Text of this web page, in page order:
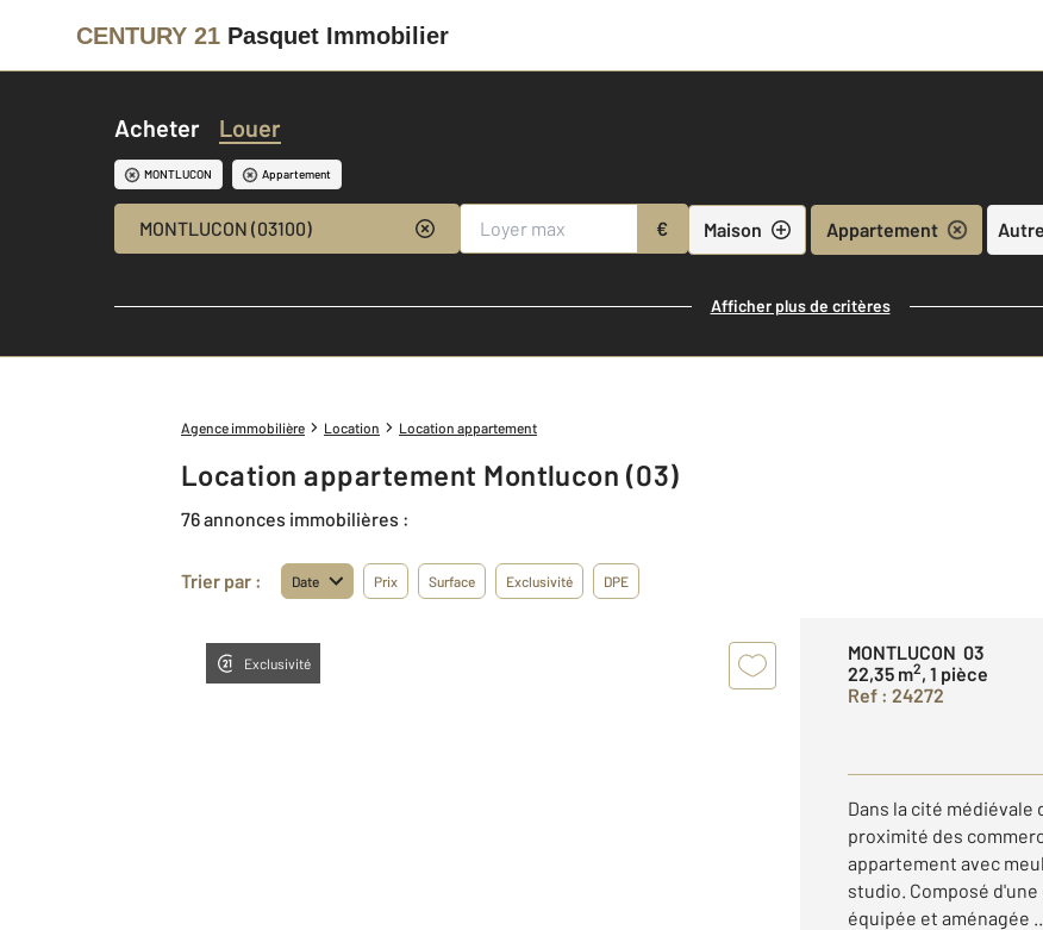
CENTURY 21 Pasquet Immobilier
Acheter Louer
MONTLUCON Appartement
MONTLUCON (03100) € Maison Appartement
Afficher plus de critères
Agence immobilière Location Location appartement
Location appartement Montlucon (03)
76 annonces immobilières :
Trier par : Date Prix Surface Exclusivité DPE
Exclusivité
MONTLUCON 03
22,35 m2, 1 pièce
Ref : 24272
Dans la cité médiévale
proximité des
appartement avec
studio. Composé
équipée et aménagée